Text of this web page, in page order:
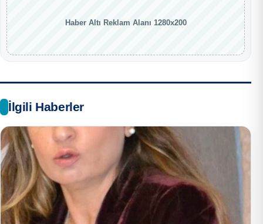
Haber Altı Reklam Alanı 1280x200
İlgili Haberler